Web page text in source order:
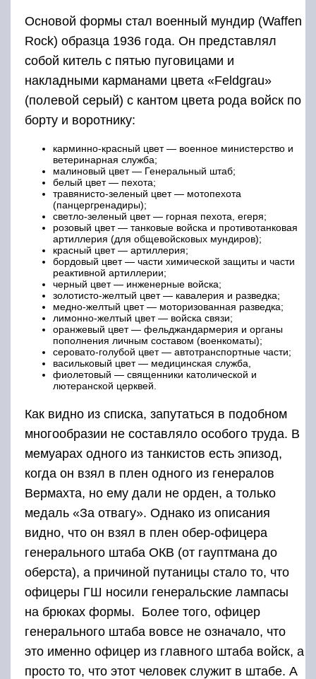
Основой формы стал военный мундир (Waffen
Rock) образца 1936 года. Он представлял
собой китель с пятью пуговицами и
накладными карманами цвета «Feldgrau»
(полевой серый) с кантом цвета рода войск по
борту и воротнику:
карминно-красный цвет — военное министерство и
ветеринарная служба;
малиновый цвет — Генеральный штаб;
белый цвет — пехота;
травянисто-зеленый цвет — мотопехота
(панцергренадиры);
светло-зеленый цвет — горная пехота, егеря;
розовый цвет — танковые войска и противотанковая
артиллерия (для общевойсковых мундиров);
красный цвет — артиллерия;
бордовый цвет — части химической защиты и части
реактивной артиллерии;
черный цвет — инженерные войска;
золотисто-желтый цвет — кавалерия и разведка;
медно-желтый цвет — моторизованная разведка;
лимонно-желтый цвет — войска связи;
оранжевый цвет — фельджандармерия и органы
пополнения личным составом (военкоматы);
серовато-голубой цвет — автотранспортные части;
васильковый цвет — медицинская служба,
фиолетовый — священники католической и
лютеранской церквей.
Как видно из списка, запутаться в подобном
многообразии не составляло особого труда. В
мемуарах одного из танкистов есть эпизод,
когда он взял в плен одного из генералов
Вермахта, но ему дали не орден, а только
медаль «За отвагу». Однако из описания
видно, что он взял в плен обер-офицера
генерального штаба ОКВ (от гауптмана до
оберста), а причиной путаницы стало то, что
офицеры ГШ носили генеральские лампасы
на брюках формы. Более того, офицер
генерального штаба вовсе не означало, что
это именно офицер из главного штаба войск, а
просто то, что этот человек служит в штабе. А